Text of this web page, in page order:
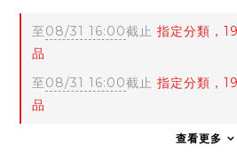
至08/31 16:00截止 指定分類，
品
至08/31 16:00截止 指定分類，
品
查看更多